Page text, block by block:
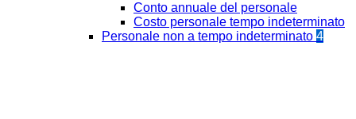
Conto annuale del personale
Costo personale tempo indeterminato
Personale non a tempo indeterminato 4